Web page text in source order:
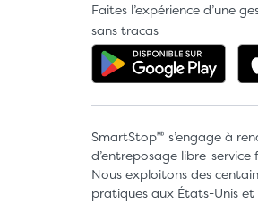
Faites l’expérience d’une
sans tracas
SmartStop🅫 s’engage à
d’entreposage libre-
Nous exploitons des
pratiques aux États-Unis